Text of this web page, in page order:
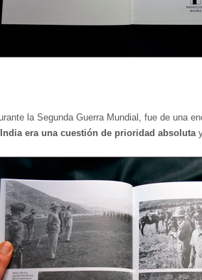
la Segunda Guerra Mundial, fue de una
era una cuestión de prioridad absoluta